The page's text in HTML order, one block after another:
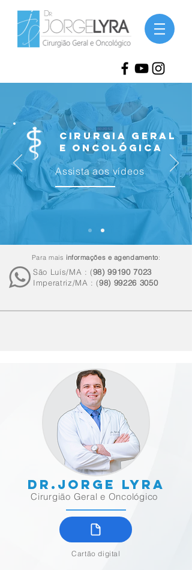
Cirurgia Geral
e Oncológica
Assista aos vídeos
Para mais informações e agendamento:
São Luís/MA : (98) 99190 7023
Imperatriz/MA : (98) 99226 3050
dr.jorge lyra
Cirurgião Geral e Oncológico
Cartão digital